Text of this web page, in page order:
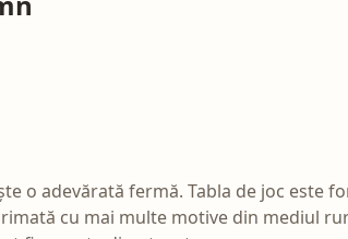
o adevărată fermă. Tabla de joc este
cu mai multe motive din mediul